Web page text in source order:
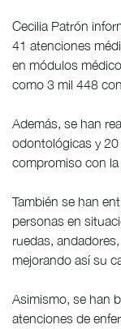
Cecilia Patrón
41 atenciones
en módulos
como 3 mil 448
Además, se han
odontológicas y
compromiso con
También se han
personas en
ruedas,
mejorando así su
Asimismo, se han
atenciones de